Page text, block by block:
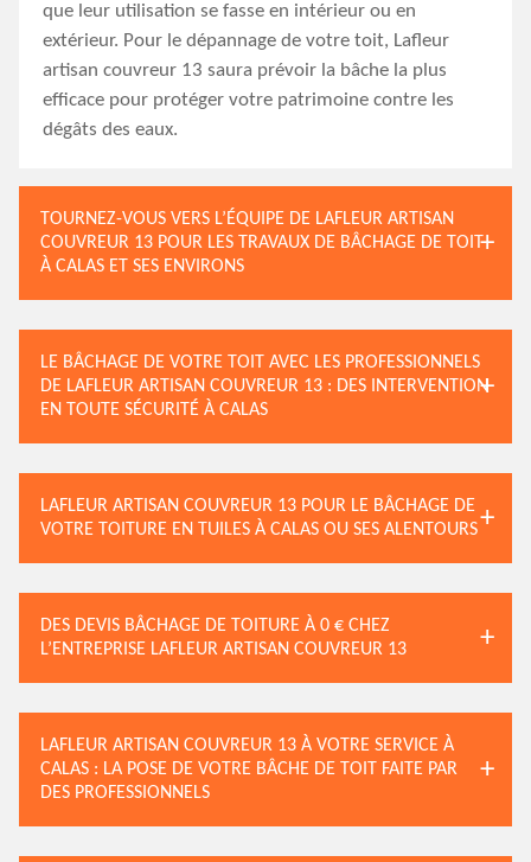
que leur utilisation se fasse en intérieur ou en
extérieur. Pour le dépannage de votre toit, Lafleur
artisan couvreur 13 saura prévoir la bâche la plus
efficace pour protéger votre patrimoine contre les
dégâts des eaux.
TOURNEZ-VOUS VERS L’ÉQUIPE DE LAFLEUR ARTISAN
COUVREUR 13 POUR LES TRAVAUX DE BÂCHAGE DE TOIT
À CALAS ET SES ENVIRONS
LE BÂCHAGE DE VOTRE TOIT AVEC LES PROFESSIONNELS
DE LAFLEUR ARTISAN COUVREUR 13 : DES INTERVENTION
EN TOUTE SÉCURITÉ À CALAS
LAFLEUR ARTISAN COUVREUR 13 POUR LE BÂCHAGE DE
VOTRE TOITURE EN TUILES À CALAS OU SES ALENTOURS
DES DEVIS BÂCHAGE DE TOITURE À 0 € CHEZ
L’ENTREPRISE LAFLEUR ARTISAN COUVREUR 13
LAFLEUR ARTISAN COUVREUR 13 À VOTRE SERVICE À
CALAS : LA POSE DE VOTRE BÂCHE DE TOIT FAITE PAR
DES PROFESSIONNELS